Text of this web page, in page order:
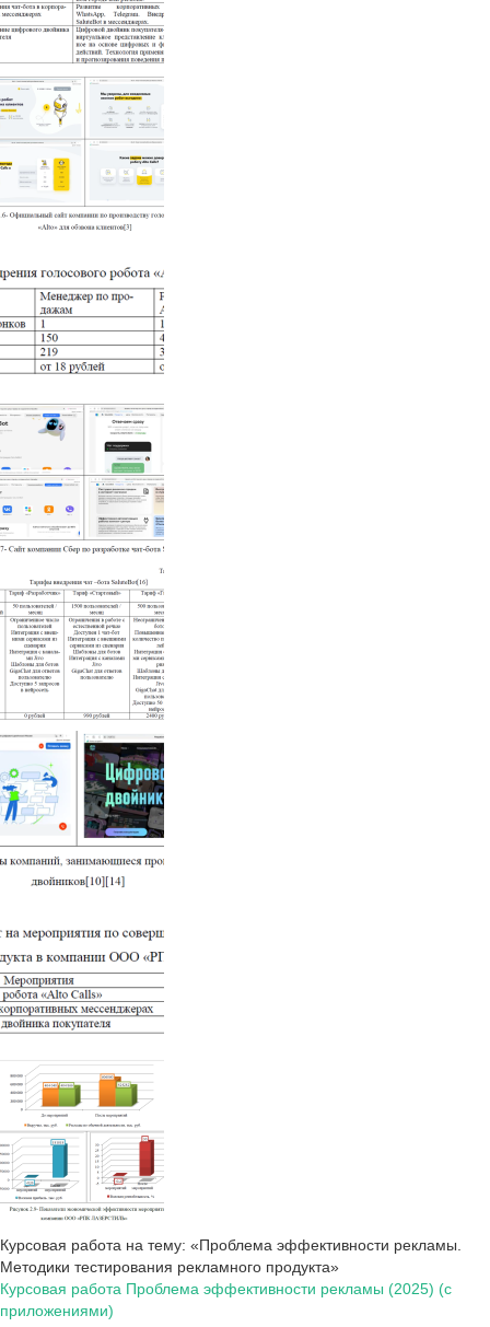
Курсовая работа на тему: «Проблема эффективности рекламы.
Методики тестирования рекламного продукта»
Курсовая работа Проблема эффективности рекламы (2025) (с
приложениями)